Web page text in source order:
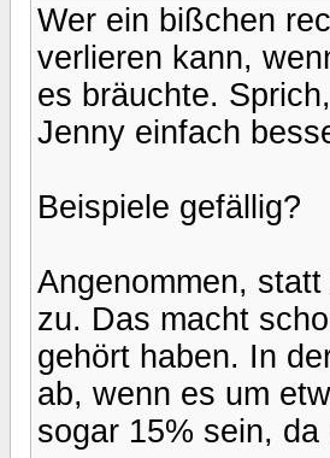
Wer ein bißchen
verlieren kann,
es bräuchte.
Jenny einfach
Beispiele gefällig?
Angenommen,
zu. Das macht
gehört haben. In
ab, wenn es um
sogar 15% sein,